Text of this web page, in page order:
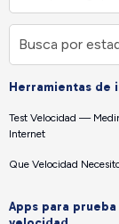
Herramientas de
Test Velocidad —
Internet
Que Velocidad
Apps para prueba